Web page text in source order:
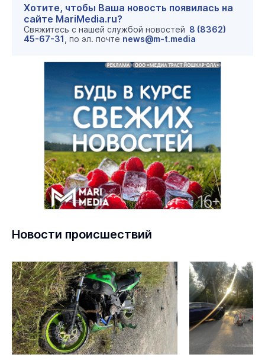
Хотите, чтобы Ваша новость появилась на
сайте MariMedia.ru?
Свяжитесь с нашей службой новостей 8 (8362)
45-67-31 , по эл. почте news@m-t.media
Новости происшествий